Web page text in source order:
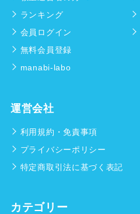
ランキング
会員ログイン
無料会員登録
manabi-labo
運営会社
利用規約・免責事項
プライバシーポリシー
特定商取引法に基づく表記
カテゴリー